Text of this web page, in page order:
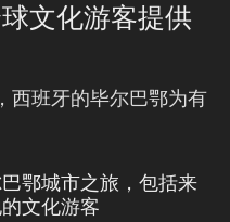
文化游客提供
西班牙的毕尔巴鄂为有
鄂城市之旅，包括来
文化游客